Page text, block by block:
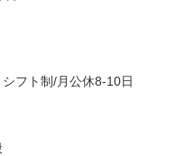
フト制/月公休8-10日